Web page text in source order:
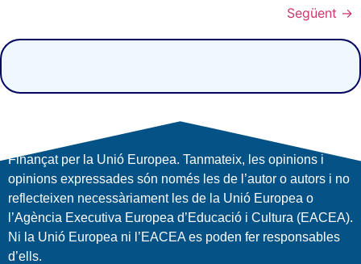
Següent →
Finançat per la Unió Europea. Tanmateix, les opinions i
opinions expressades són només les de l’autor o autors i no
reflecteixen necessàriament les de la Unió Europea o
l’Agència Executiva Europea d’Educació i Cultura (EACEA).
Ni la Unió Europea ni l’EACEA es poden fer responsables
d’ells.